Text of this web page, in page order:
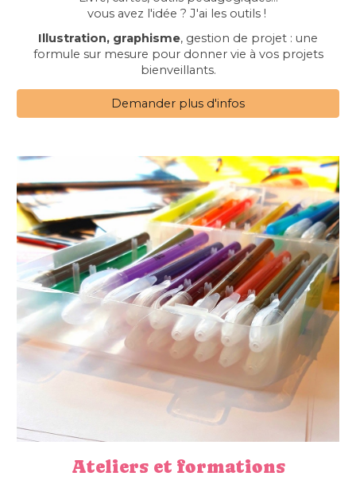
vous avez l'idée ? J'ai les outils !
Illustration, graphisme, gestion de projet : une
formule sur mesure pour donner vie à vos projets
bienveillants.
Demander plus d'infos
Ateliers et formations